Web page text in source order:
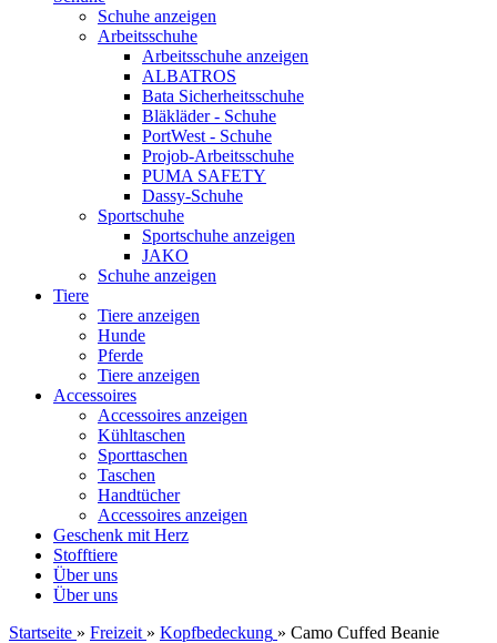
Schuhe anzeigen
Arbeitsschuhe
Arbeitsschuhe anzeigen
ALBATROS
Bata Sicherheitsschuhe
Bläkläder - Schuhe
PortWest - Schuhe
Projob-Arbeitsschuhe
PUMA SAFETY
Dassy-Schuhe
Sportschuhe
Sportschuhe anzeigen
JAKO
Schuhe anzeigen
Tiere
Tiere anzeigen
Hunde
Pferde
Tiere anzeigen
Accessoires
Accessoires anzeigen
Kühltaschen
Sporttaschen
Taschen
Handtücher
Accessoires anzeigen
Geschenk mit Herz
Stofftiere
Über uns
Über uns
Startseite » Freizeit » Kopfbedeckung » Camo Cuffed Beanie